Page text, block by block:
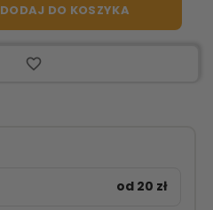
DODAJ DO KOSZYKA
favorite_border
od 20 zł